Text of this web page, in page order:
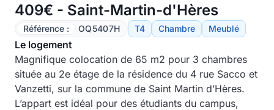
409€ - Saint-Martin-d'Hères
Référence : OQ5407H T4 Chambre Meublé
Le logement
Magnifique colocation de 65 m2 pour 3 chambres
située au 2e étage de la résidence du 4 rue Sacco et
Vanzetti, sur la commune de Saint Martin d’Hères.
L’appart est idéal pour des étudiants du campus,